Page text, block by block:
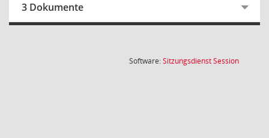
3 Dokumente
Software:SitzungsdienstSession(Wird in